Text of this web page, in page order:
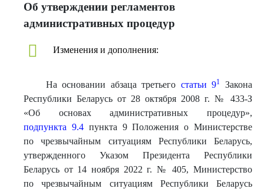
Об утверждении регламентов
административных процедур
Изменения и дополнения:
На основании абзаца третьего статьи 91
Закона
Республики Беларусь от 28 октября 2008 г. № 433-З
«Об основах административных процедур»,
подпункта 9.4пункта 9 Положения о Министерстве
по чрезвычайным ситуациям Республики Беларусь,
утвержденного Указом Президента Республики
Беларусь от 14 ноября 2022 г. № 405, Министерство
по чрезвычайным ситуациям Республики Беларусь